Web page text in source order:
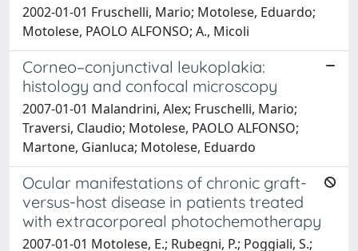
2002-01-01 Fruschelli, Mario; Motolese, Eduardo;
Motolese, PAOLO ALFONSO; A., Micoli
Corneo–conjunctival leukoplakia:
histology and confocal microscopy
2007-01-01 Malandrini, Alex; Fruschelli, Mario;
Traversi, Claudio; Motolese, PAOLO ALFONSO;
Martone, Gianluca; Motolese, Eduardo
Ocular manifestations of chronic graft-
versus-host disease in patients treated
with extracorporeal photochemotherapy
2007-01-01 Motolese, E.; Rubegni, P.; Poggiali, S.;